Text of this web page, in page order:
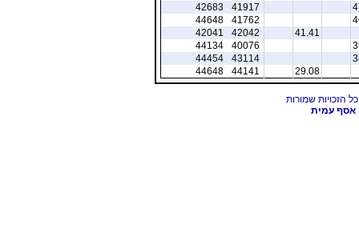
41917
42683
41762
44648
41.41
42042
42041
40076
44134
43114
44454
29.08
44141
44648
אסף עמית